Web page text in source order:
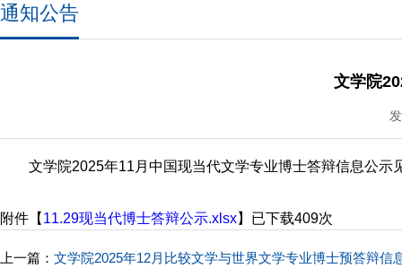
通知公告
文学院
文学院2025年11月中国现当代文学专业博士答辩信息公示
附件【 11.29现当代博士答辩公示.xlsx】已下载409次
上一篇： 文学院2025年12月比较文学与世界文学专业博士预答辩信